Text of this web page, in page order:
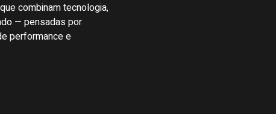
combinam tecnologia,
— pensadas por
performance e